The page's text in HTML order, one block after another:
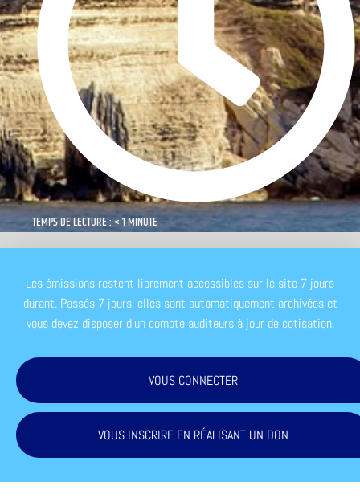
TEMPS DE LECTURE : < 1 MINUTE
Les émissions restent librement accessibles sur le site 7 jours
durant. Passés 7 jours, elles sont automatiquement archivées et
vous devez disposer d'un compte auditeurs à jour de cotisation.
VOUS CONNECTER
VOUS INSCRIRE EN RÉALISANT UN DON